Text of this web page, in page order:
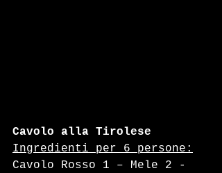
Cavolo alla Tirolese
Ingredienti per 6 persone:
Cavolo Rosso 1 – Mele 2 -